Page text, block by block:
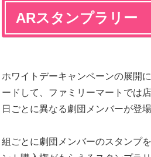
ARスタンプラリー
ホワイトデーキャンペーンの展開
ードして、ファミリーマートでは
日ごとに異なる劇団メンバーが登
組ごとに劇団メンバーのスタンプ